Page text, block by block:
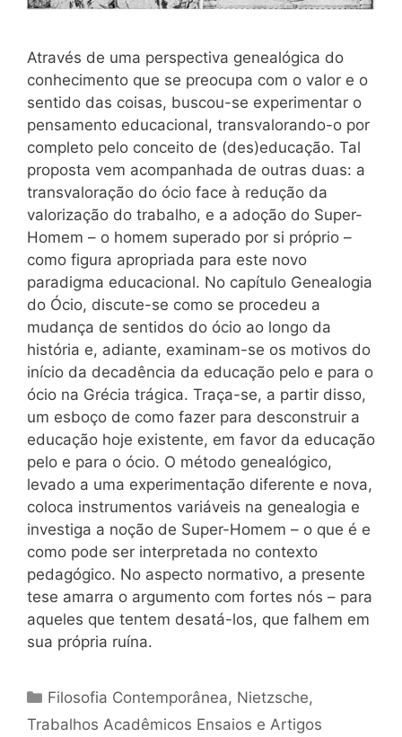
Através de uma perspectiva genealógica do
conhecimento que se preocupa com o valor e o
sentido das coisas, buscou-se experimentar o
pensamento educacional, transvalorando-o por
completo pelo conceito de (des)educação. Tal
proposta vem acompanhada de outras duas: a
transvaloração do ócio face à redução da
valorização do trabalho, e a adoção do Super-
Homem – o homem superado por si próprio –
como figura apropriada para este novo
paradigma educacional. No capítulo Genealogia
do Ócio, discute-se como se procedeu a
mudança de sentidos do ócio ao longo da
história e, adiante, examinam-se os motivos do
início da decadência da educação pelo e para o
ócio na Grécia trágica. Traça-se, a partir disso,
um esboço de como fazer para desconstruir a
educação hoje existente, em favor da educação
pelo e para o ócio. O método genealógico,
levado a uma experimentação diferente e nova,
coloca instrumentos variáveis na genealogia e
investiga a noção de Super-Homem – o que é e
como pode ser interpretada no contexto
pedagógico. No aspecto normativo, a presente
tese amarra o argumento com fortes nós – para
aqueles que tentem desatá-los, que falhem em
sua própria ruína.
Categorias
Filosofia Contemporânea, Nietzsche,
Trabalhos Acadêmicos Ensaios e Artigos